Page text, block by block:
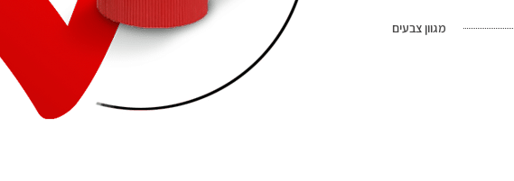
מגוון צבעים